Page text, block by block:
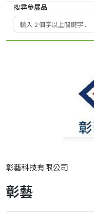
搜尋參展品
彰藝科技有限公司
彰藝